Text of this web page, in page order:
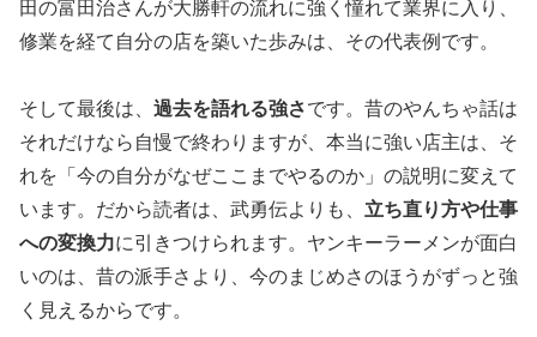
田の富田治さんが大勝軒の流れに強く憧れて業界に入り、
修業を経て自分の店を築いた歩みは、その代表例です。
そして最後は、 過去を語れる強さです。昔のやんちゃ話は
それだけなら自慢で終わりますが、本当に強い店主は、そ
れを「今の自分がなぜここまでやるのか」の説明に変えて
います。だから読者は、武勇伝よりも、 立ち直り方や仕事
への変換力に引きつけられます。ヤンキーラーメンが面白
いのは、昔の派手さより、今のまじめさのほうがずっと強
く見えるからです。